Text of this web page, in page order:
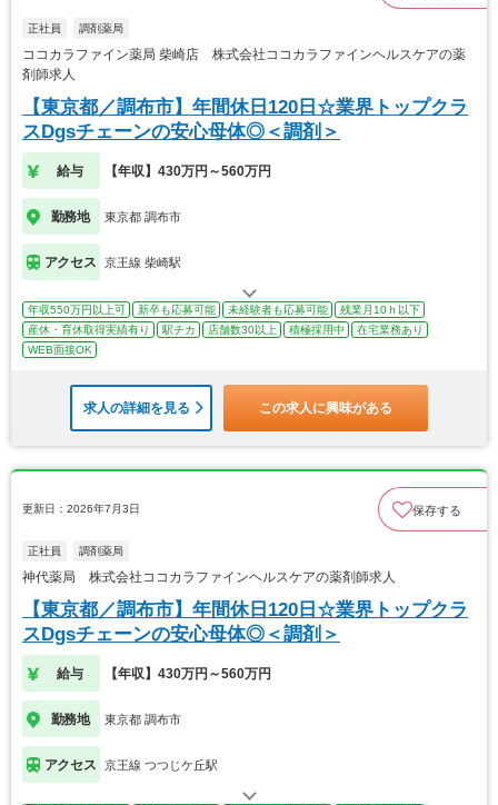
正社員 調剤薬局
ココカラファイン薬局 柴崎店 株式会社ココカラファインヘルスケアの薬
剤師求人
【東京都／調布市】年間休日120日☆業界トップクラ
スDgsチェーンの安心母体◎＜調剤＞
給与 【年収】430万円～560万円
勤務地 東京都 調布市
アクセス 京王線 柴崎駅
年収550万円以上可 新卒も応募可能 未経験者も応募可能
残業月10ｈ以下
産休・育休取得実績有り
駅チカ 店舗数30以上 積極採用中
在宅業務あり
WEB面接OK
求人の詳細を見る この求人に興味がある
更新日：2026年7月3日 保存する
正社員 調剤薬局
神代薬局 株式会社ココカラファインヘルスケアの薬剤師求人
【東京都／調布市】年間休日120日☆業界トップクラ
スDgsチェーンの安心母体◎＜調剤＞
給与 【年収】430万円～560万円
勤務地 東京都 調布市
アクセス 京王線 つつじケ丘駅